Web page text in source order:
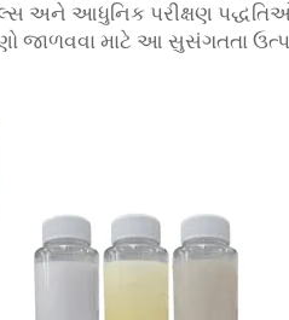
અને આધુનિક પરીક્ષણ
જાળવવા માટે આ સુસંગતતા